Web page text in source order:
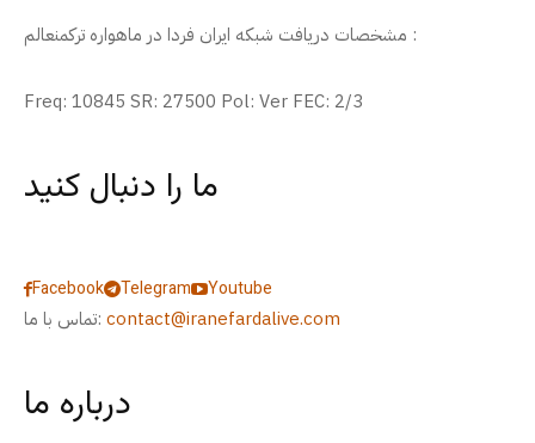
مشخصات دریافت شبکه ایران فردا در ماهواره ترکمنعالم :
Freq: 10845 SR: 27500 Pol: Ver FEC: 2/3
ما را دنبال کنید
Facebook Telegram
Youtube
تماس با ما: contact@iranefardalive.com
درباره ما